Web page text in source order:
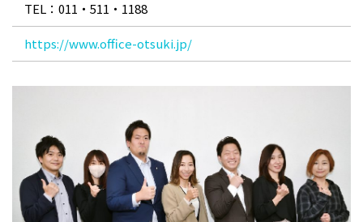
TEL：011・511・1188
https://www.office-otsuki.jp/